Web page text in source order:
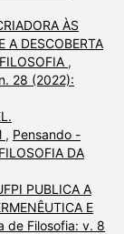
ÀS
A DESCOBERTA
,
28 (2022):
, Pensando -
DA
PUBLICA A
E
de Filosofia: v. 8